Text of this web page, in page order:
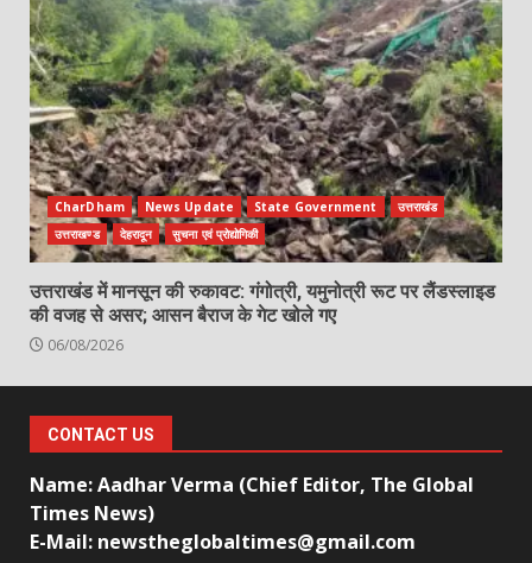
CharDham News Update State Government
उत्तराखंड
उत्तराखण्ड
देहरादून सुचना एवं प्रोद्योगिकी
उत्तराखंड में मानसून की रुकावट: गंगोत्री, यमुनोत्री रूट पर लैंडस्लाइड
की वजह से असर; आसन बैराज के गेट खोले गए
06/08/2026
CONTACT US
Name: Aadhar Verma (Chief Editor, The Global
Times News)
E-Mail: newstheglobaltimes@gmail.com